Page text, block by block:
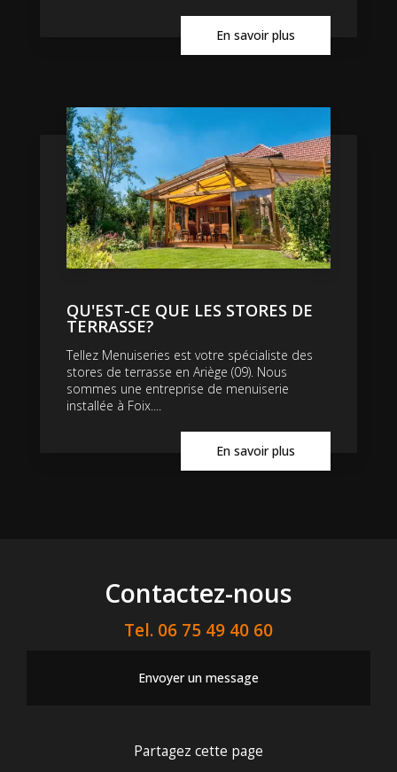
En savoir plus
QU'EST-CE QUE LES STORES DE
TERRASSE?
Tellez Menuiseries est votre spécialiste des
stores de terrasse en Ariège (09). Nous
sommes une entreprise de menuiserie
installée à Foix....
En savoir plus
Contactez-nous
Tel. 06 75 49 40 60
Envoyer un message
Partagez cette page